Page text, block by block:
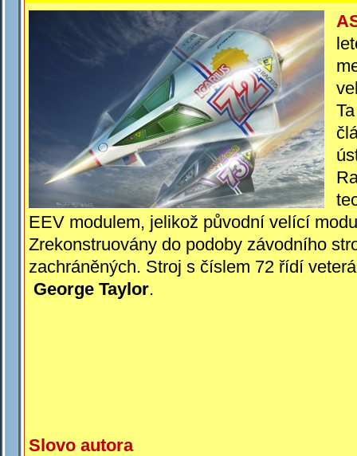
EEV modulem, jelikož původní velící
Zrekonstruovány do podoby závodního
zachráněných. Stroj s číslem 72 řídí
George Taylor.
Slovo autora